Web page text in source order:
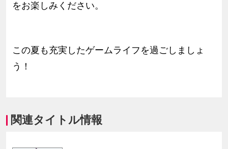
をお楽しみください。
この夏も充実したゲームライフを過ごしましょ
う！
関連タイトル情報